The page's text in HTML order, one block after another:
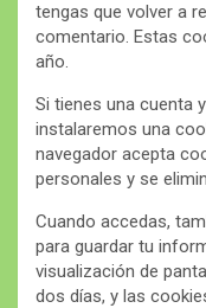
tengas que volver a
comentario. Estas
año.
Si tienes una cuenta
instalaremos una
navegador acepta
personales y se
Cuando accedas,
para guardar tu
visualización de
dos días, y las